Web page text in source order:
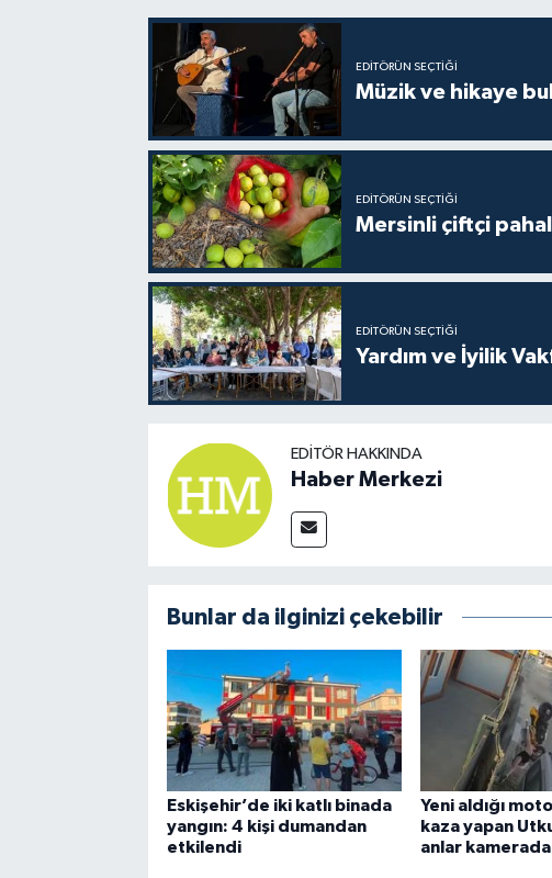
EDITÖRÜN SEÇTIĞI
Müzik ve hikaye
EDITÖRÜN SEÇTIĞI
Mersinli çiftçi
EDITÖRÜN SEÇTIĞI
Yardım ve İyilik
EDITÖR HAKKINDA
Haber Merkezi
Bunlar da ilginizi çekebilir
Eskişehir’de iki katlı binada
yangın: 4 kişi dumandan
etkilendi
Yeni aldığı
kaza yapan
anlar kamerada